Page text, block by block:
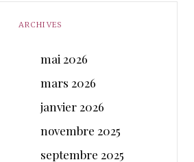
ARCHIVES
mai 2026
mars 2026
janvier 2026
novembre 2025
septembre 2025